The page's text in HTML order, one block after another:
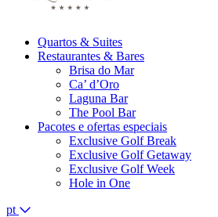
Quartos & Suites
Restaurantes & Bares
Brisa do Mar
Ca’ d’Oro
Laguna Bar
The Pool Bar
Pacotes e ofertas especiais
Exclusive Golf Break
Exclusive Golf Getaway
Exclusive Golf Week
Hole in One
pt